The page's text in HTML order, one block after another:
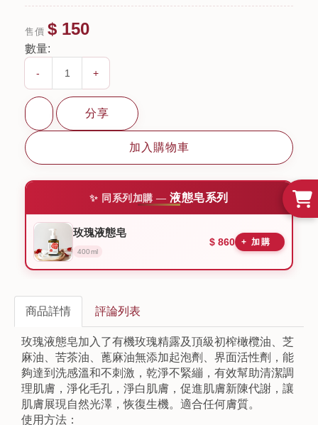
售價 $ 150
數量:
- +
分享
加入購物車
液態皂系列
玫瑰液態皂
400ml
$ 860
商品詳情 評論列表
玫瑰液態皂加入了有機玫瑰精露及頂級初榨橄欖油、芝
麻油、苦茶油、蓖麻油無添加起泡劑、界面活性劑，能
夠達到洗感溫和不刺激，乾淨不緊繃，有效幫助清潔調
理肌膚，淨化毛孔，淨白肌膚，促進肌膚新陳代謝，讓
肌膚展現自然光澤，恢復生機。適合任何膚質。
使用方法：